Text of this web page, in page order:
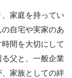
家庭を持ってい
自宅や実家のあ
間を大切にして
父と、一般企業
家族としての絆